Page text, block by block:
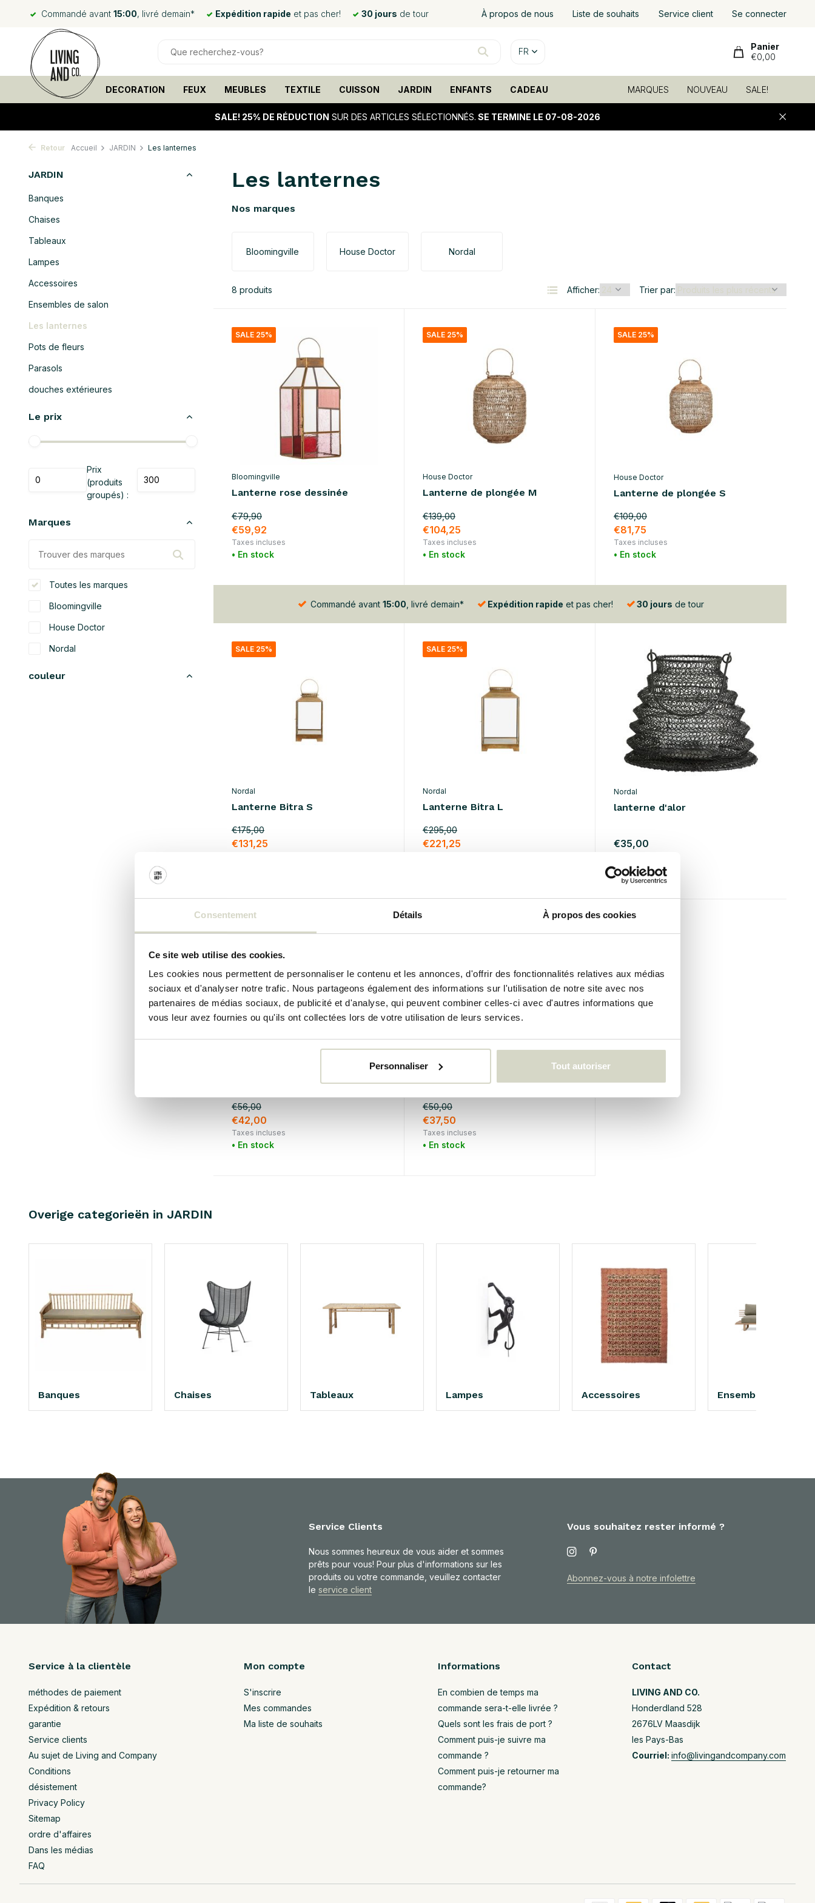
Consentement Détails À propos des cookies
Ce site web utilise des cookies.
Les cookies nous permettent de personnaliser le contenu et les annonces, d'offrir des fonctionnalités relatives aux médias
sociaux et d'analyser notre trafic. Nous partageons également des informations sur l'utilisation de notre site avec nos
partenaires de médias sociaux, de publicité et d'analyse, qui peuvent combiner celles-ci avec d'autres informations que
vous leur avez fournies ou qu'ils ont collectées lors de votre utilisation de leurs services.
Personnaliser Tout autoriser
Commandé avant 15:00, livré demain* Expédition rapide et pas cher! 30 jours de tour À propos de nous Liste de souhaits Service client Se connecter
FR
Panier
€0,00
DECORATION FEUX MEUBLES TEXTILE CUISSON JARDIN ENFANTS CADEAU MARQUES NOUVEAU SALE!
SALE! 25% DE RÉDUCTION SUR DES ARTICLES SÉLECTIONNÉS. SE TERMINE LE 07-08-2026
Retour Accueil JARDIN Les lanternes
JARDIN
Banques
Chaises
Tableaux
Lampes
Accessoires
Ensembles de salon
Les lanternes
Pots de fleurs
Parasols
douches extérieures
Le prix
Prix
(produits
groupés) :
Marques
Toutes les marques
Bloomingville
House Doctor
Nordal
couleur
Les lanternes
Nos marques
Bloomingville House Doctor Nordal
8 produits Afficher: Trier par:
SALE 25%
Bloomingville
Lanterne rose dessinée
€79,90
€59,92
Taxes incluses
• En stock
SALE 25%
House Doctor
Lanterne de plongée M
€139,00
€104,25
Taxes incluses
• En stock
SALE 25%
House Doctor
Lanterne de plongée S
€109,00
€81,75
Taxes incluses
• En stock
Commandé avant 15:00 , livré demain* Expédition rapide et pas cher! 30 jours de tour
SALE 25%
Nordal
Lanterne Bitra S
€175,00
€131,25
SALE 25%
Nordal
Lanterne Bitra L
€295,00
€221,25
Nordal
lanterne d'alor
€35,00
• En stock
Lanterne Ghizo moyenne
€56,00
€42,00
Taxes incluses
• En stock
Nordal
Petite lanterne Ghizo
€50,00
€37,50
Taxes incluses
• En stock
Overige categorieën in JARDIN
Banques Chaises Tableaux Lampes Accessoires Ensembles de salon
Service Clients
Nous sommes heureux de vous aider et sommes
prêts pour vous! Pour plus d'informations sur les
produits ou votre commande, veuillez contacter
le service client
Vous souhaitez rester informé ?
Abonnez-vous à notre infolettre
Service à la clientèle
méthodes de paiement
Expédition & retours
garantie
Service clients
Au sujet de Living and Company
Conditions
désistement
Privacy Policy
Sitemap
ordre d'affaires
Dans les médias
FAQ
Mon compte
S'inscrire
Mes commandes
Ma liste de souhaits
Informations
En combien de temps ma
commande sera-t-elle livrée ?
Quels sont les frais de port ?
Comment puis-je suivre ma
commande ?
Comment puis-je retourner ma
commande?
Contact
LIVING AND CO.
Honderdland 528
2676LV Maasdijk
les Pays-Bas
Courriel: info@livingandcompany.com